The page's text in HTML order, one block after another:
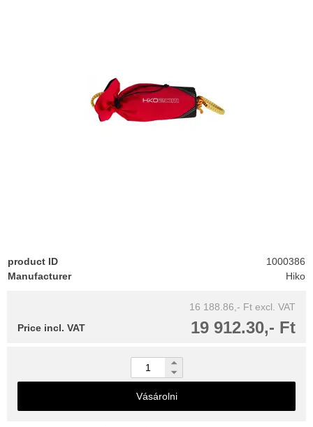
product ID
1000386
Manufacturer
Hiko
16 188.86,- Ft excl. VAT
19 912.30,- Ft
Price incl. VAT
Vásárolni